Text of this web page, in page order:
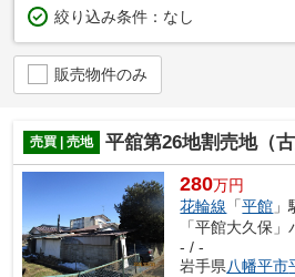
絞り込み条件： なし
販売物件のみ
売買 | 売地 平舘第26地割売地（古
280万円
花輪線 「平館
「平館大久保
- / -
岩手県八幡平市